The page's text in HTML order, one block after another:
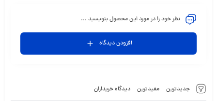
جدیدترین مفیدترین دیدگاه خریداران
نظر خود را در مورد این محصول بنویسید ...
افزودن دیدگاه